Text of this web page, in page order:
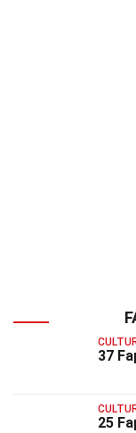
37
25